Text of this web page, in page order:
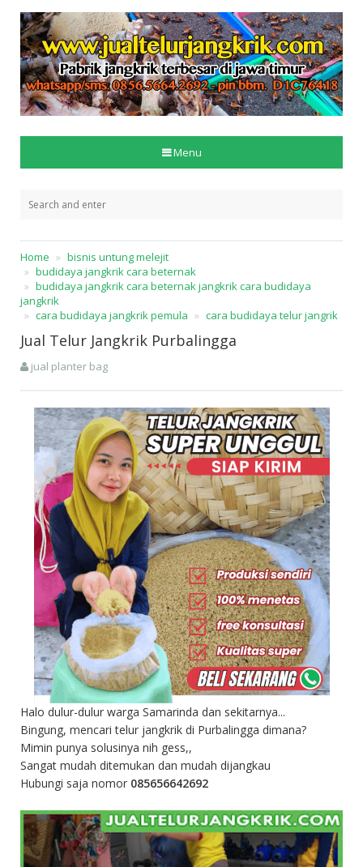
Menu
Home
bisnis untung melejit
budidaya jangkrik cara beternak
budidaya jangkrik cara beternak jangkrik cara budidaya
jangkrik
cara budidaya jangkrik pemula
cara budidaya telur jangrik
Jual Telur Jangkrik Purbalingga
jual planter bag
Halo dulur-dulur warga Samarinda dan sekitarnya...
Bingung, mencari telur jangkrik di Purbalingga dimana?
Mimin punya solusinya nih gess,,
Sangat mudah ditemukan dan mudah dijangkau
Hubungi saja nomor 085656642692